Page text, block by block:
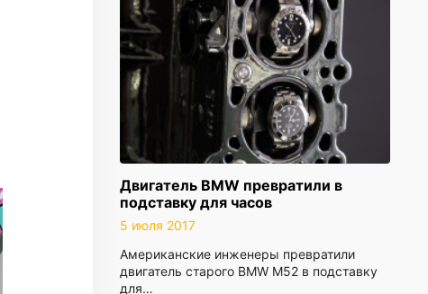
Двигатель BMW превратили в
подставку для часов
5 июля 2017
Американские инженеры превратили
двигатель старого BMW M52 в подставку
для…